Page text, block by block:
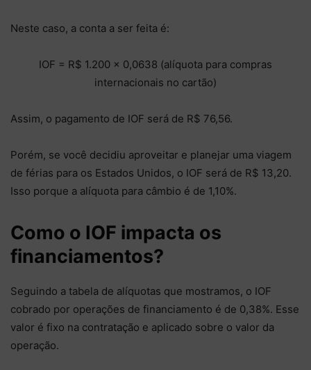
Neste caso, a conta a ser feita é:
IOF = R$ 1.200 x 0,0638 (alíquota para compras
internacionais no cartão)
Assim, o pagamento de IOF será de R$ 76,56.
Porém, se você decidiu aproveitar e planejar uma viagem
de férias para os Estados Unidos, o IOF será de R$ 13,20.
Isso porque a alíquota para câmbio é de 1,10%.
Como o IOF impacta os
financiamentos?
Seguindo a tabela de alíquotas que mostramos, o IOF
cobrado por operações de financiamento é de 0,38%. Esse
valor é fixo na contratação e aplicado sobre o valor da
operação.